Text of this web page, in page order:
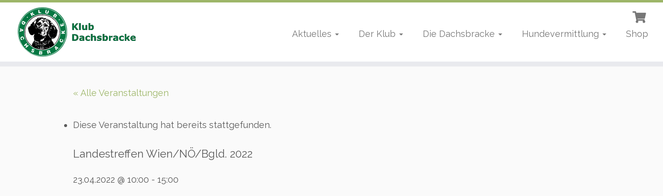
Aktuelles Der Klub Die Dachsbracke Hundevermittlung Shop
« Alle Veranstaltungen
Diese Veranstaltung hat bereits stattgefunden.
Landestreffen Wien/NÖ/Bgld. 2022
23.04.2022 @ 10:00 - 15:00